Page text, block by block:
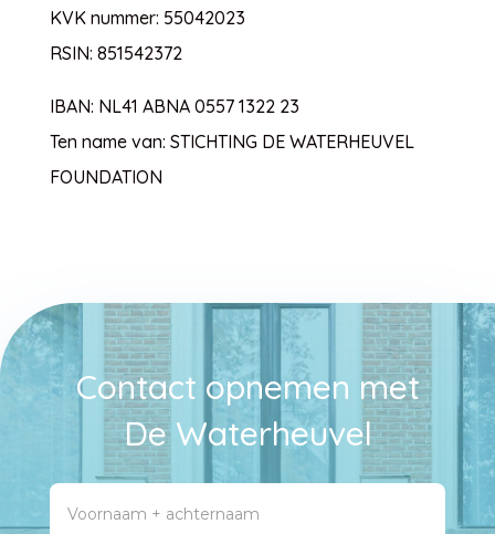
KVK nummer: 55042023
RSIN: 851542372
IBAN: NL41 ABNA 0557 1322 23
Ten name van: STICHTING DE WATERHEUVEL
FOUNDATION
Contact opnemen met
De Waterheuvel